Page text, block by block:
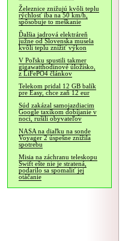
Železnice znižujú kvôli teplu
rýchlosť iba na 50 km/h,
spôsobuje to meškanie
Ďalšia jadrová elektráreň
južne od Slovenska musela
kvôli teplu znížiť výkon
V Poľsku spustili takmer
gigawatthodinové úložisko,
z LiFePO4 článkov
Telekom pridal 12 GB balík
pre Easy, chce zaň 12 eur
Súd zakázal samojazdiacim
Google taxíkom dobíjanie v
noci, rušili obyvateľov
NASA na diaľku na sonde
Voyager 2 úspešne znížila
spotrebu
Misia na záchranu teleskopu
Swift ešte nie je stratená,
podarilo sa spomaliť jej
otáčanie